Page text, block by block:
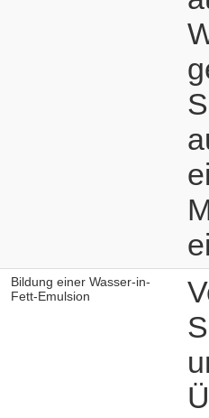
Bildung einer Wasser-in-
Fett-Emulsion